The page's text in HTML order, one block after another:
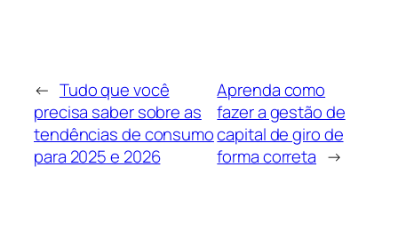
← Tudo que você
precisa saber sobre as
tendências de consumo
para 2025 e 2026
Aprenda como
fazer a gestão de
capital de giro de
forma correta →